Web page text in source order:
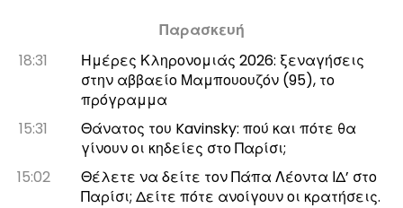
Παρασκευή
18:31
Ημέρες Κληρονομιάς 2026: ξεναγήσεις
στην αββαείο Μαμπουουζόν (95), το
πρόγραμμα
15:31
Θάνατος του Kavinsky: πού και πότε θα
γίνουν οι κηδείες στο Παρίσι;
15:02
Θέλετε να δείτε τον Πάπα Λέοντα ΙΔ’ στο
Παρίσι; Δείτε πότε ανοίγουν οι κρατήσεις.